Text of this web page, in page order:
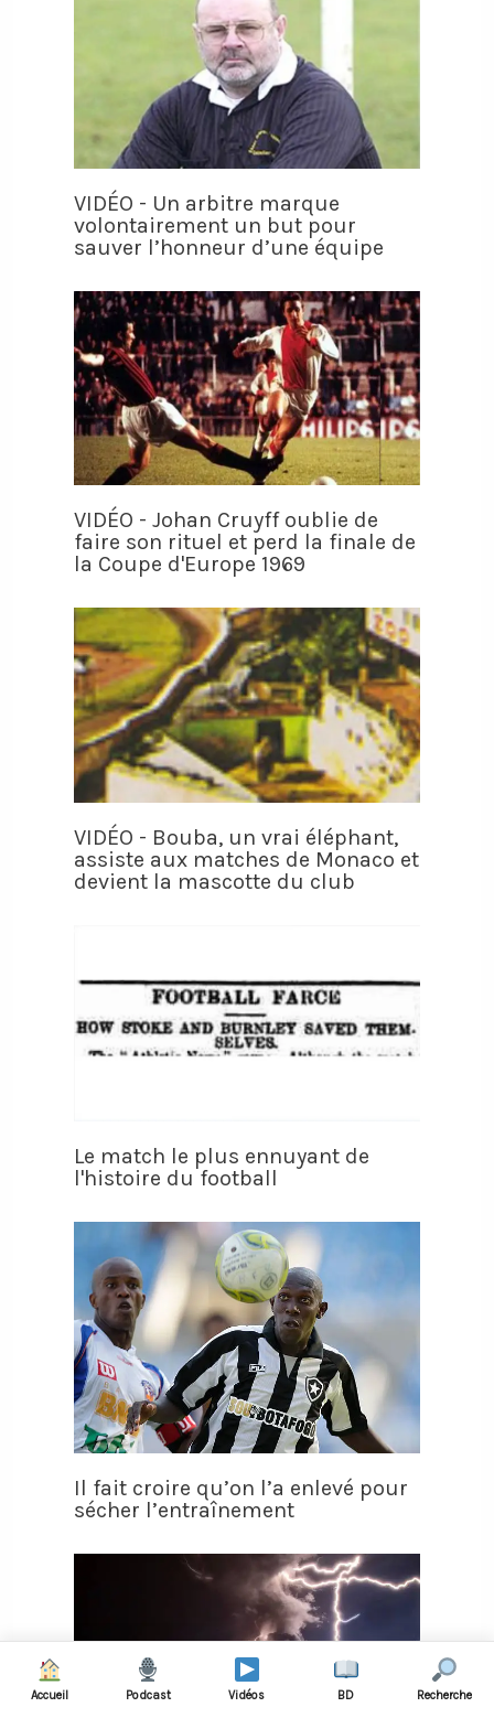
VIDÉO - Un arbitre marque
volontairement un but pour
sauver l’honneur d’une équipe
VIDÉO - Johan Cruyff oublie de
faire son rituel et perd la finale de
la Coupe d'Europe 1969
VIDÉO - Bouba, un vrai éléphant,
assiste aux matches de Monaco et
devient la mascotte du club
Le match le plus ennuyant de
l'histoire du football
Il fait croire qu’on l’a enlevé pour
sécher l’entraînement
Accueil Podcast Vidéos BD Recherche